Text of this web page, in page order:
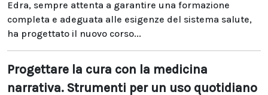
Edra, sempre attenta a garantire una formazione
completa e adeguata alle esigenze del sistema salute,
ha progettato il nuovo corso...
Progettare la cura con la medicina
narrativa. Strumenti per un uso quotidiano